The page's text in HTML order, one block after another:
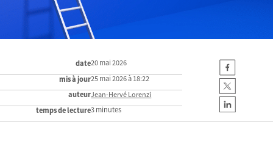
date20 mai 2026
mis à jour25 mai 2026 à 18:22
auteurJean-Hervé Lorenzi
temps de lecture3 minutes